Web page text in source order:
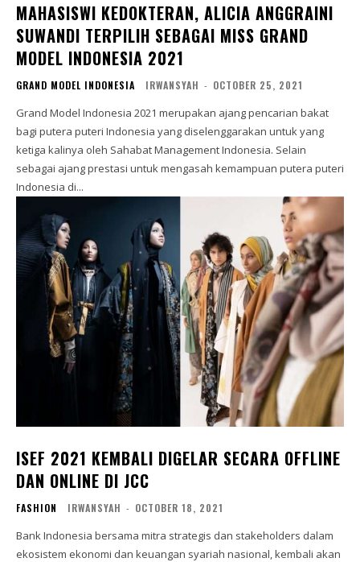
MAHASISWI KEDOKTERAN, ALICIA ANGGRAINI
SUWANDI TERPILIH SEBAGAI MISS GRAND
MODEL INDONESIA 2021
GRAND MODEL INDONESIA IRWANSYAH - OCTOBER 25, 2021
Grand Model Indonesia 2021 merupakan ajang pencarian bakat
bagi putera puteri Indonesia yang diselenggarakan untuk yang
ketiga kalinya oleh Sahabat Management Indonesia. Selain
sebagai ajang prestasi untuk mengasah kemampuan putera puteri
Indonesia di...
ISEF 2021 KEMBALI DIGELAR SECARA OFFLINE
DAN ONLINE DI JCC
FASHION IRWANSYAH - OCTOBER 18, 2021
Bank Indonesia bersama mitra strategis dan stakeholders dalam
ekosistem ekonomi dan keuangan syariah nasional, kembali akan